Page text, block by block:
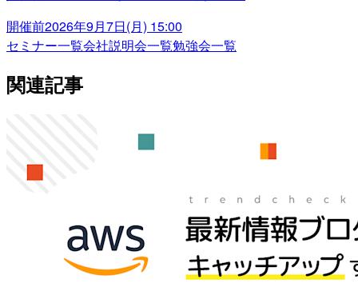
開催前2026年9月7日(月) 15:00
セミナー一覧会社説明会一覧勉強会一覧
関連記事